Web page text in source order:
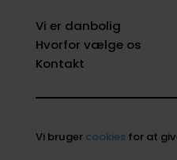
Vi er danbolig
Hvorfor vælge os
Kontakt
Vi bruger cookies for at